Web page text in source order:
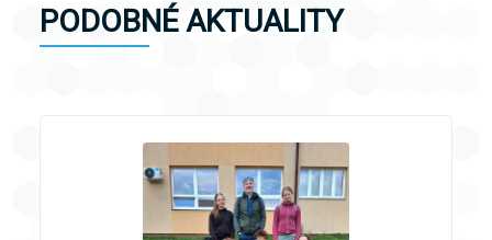
PODOBNÉ AKTUALITY